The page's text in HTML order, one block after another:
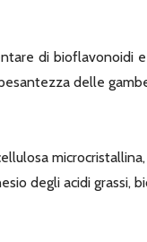
di bioflavonoidi
delle
degli acidi grassi,